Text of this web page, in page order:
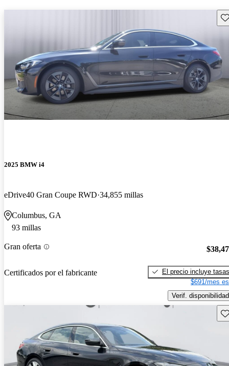
2025 BMW i4
eDrive40 Gran Coupe RWD 34,855 millas
Columbus, GA
93 millas
Gran oferta
Certificados por el fabricante
El precio incluye tasas
$691/mes
Verif. disponibilidad